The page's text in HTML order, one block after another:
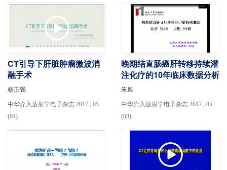
CT引导下肝脏肿瘤微波消
融手术
杨正强
中华介入放射学电子杂志 2017 , 05
(04)
晚期结直肠癌肝转移持续灌
注化疗的10年临床数据分析
朱旭
中华介入放射学电子杂志 2017 , 05
(03)